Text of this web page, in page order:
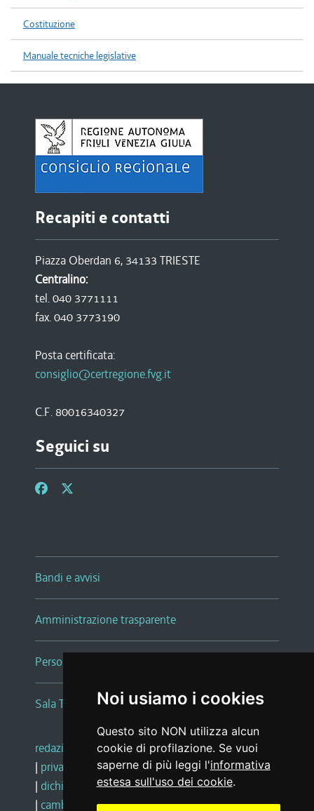
Noi usiamo i cookies
Questo sito NON utilizza alcun
cookie di profilazione. Se vuoi
saperne di più leggi l'informativa
estesa sull'uso dei cookie.
Costituzione
Manuale tecniche legislative
Recapiti e contatti
Piazza Oberdan 6, 34133 TRIESTE
Centralino:
tel. 040 3771111
fax. 040 3773190
Posta certificata:
consiglio@certregione.fvg.it
C.F. 80016340327
Seguici su
Bandi e avvisi
Amministrazione trasparente
Persone e Uffici
Sala Tiziano Tessitori
redazione web |note legali |glossario
| privacy
social media policy
| dichiarazione di accessibilità |feedback
| cambio preferenze cookie